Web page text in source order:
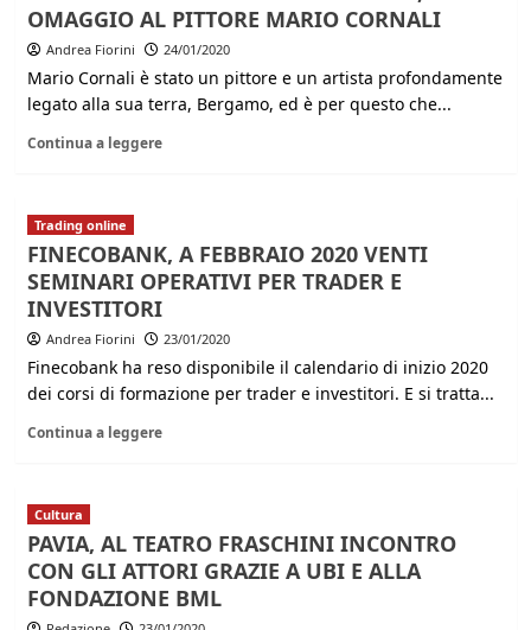
OMAGGIO AL PITTORE MARIO CORNALI
Andrea Fiorini 24/01/2020
Mario Cornali è stato un pittore e un artista profondamente
legato alla sua terra, Bergamo, ed è per questo che...
Continua a leggere
Trading online
FINECOBANK, A FEBBRAIO 2020 VENTI
SEMINARI OPERATIVI PER TRADER E
INVESTITORI
Andrea Fiorini 23/01/2020
Finecobank ha reso disponibile il calendario di inizio 2020
dei corsi di formazione per trader e investitori. E si tratta...
Continua a leggere
Cultura
PAVIA, AL TEATRO FRASCHINI INCONTRO
CON GLI ATTORI GRAZIE A UBI E ALLA
FONDAZIONE BML